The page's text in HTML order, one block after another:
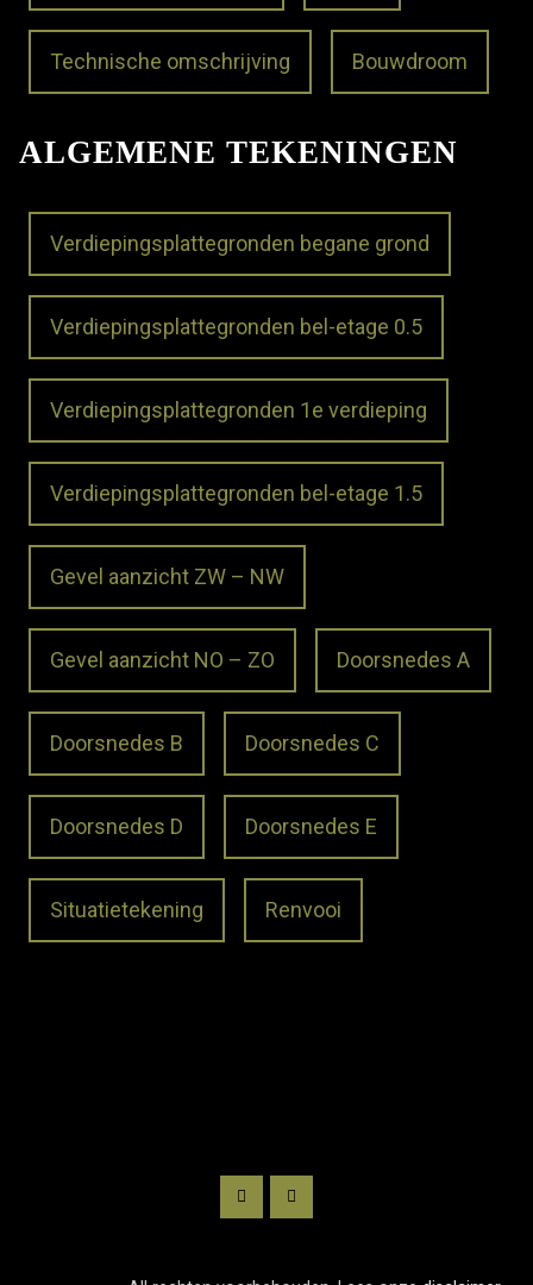
Technische omschrijving Bouwdroom
ALGEMENE TEKENINGEN
Verdiepingsplattegronden begane grond
Verdiepingsplattegronden bel-etage 0.5
Verdiepingsplattegronden 1e verdieping
Verdiepingsplattegronden bel-etage 1.5
Gevel aanzicht ZW – NW
Gevel aanzicht NO – ZO Doorsnedes A
Doorsnedes B Doorsnedes C
Doorsnedes D Doorsnedes E
Situatietekening Renvooi